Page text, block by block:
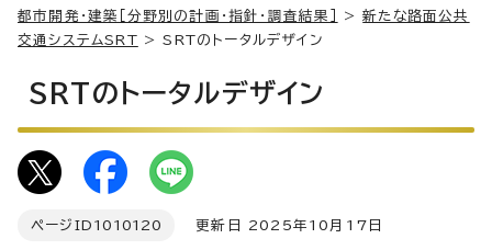
都市開発・建築［分野別の計画・指針・調査結果］
>新たな路面公共
交通システムSRT > SRTのトータルデザイン
SRTのトータルデザイン
ページID 1010120 更新日 2025年10月17日